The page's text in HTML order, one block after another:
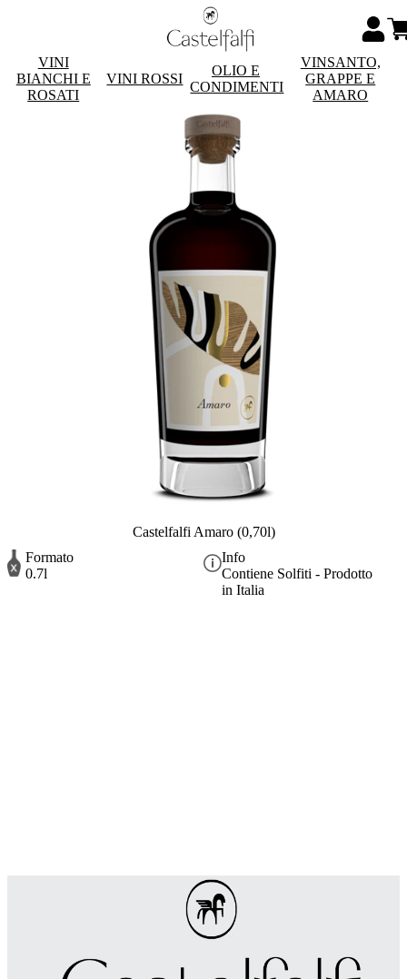
VINI
BIANCHI E
ROSATI
VINI ROSSI
OLIO E
CONDIMENTI
VINSANTO,
GRAPPE E
AMARO
Castelfalfi Amaro (0,70l)
Formato
0.7l
Info
Contiene Solfiti - Prodotto
in Italia